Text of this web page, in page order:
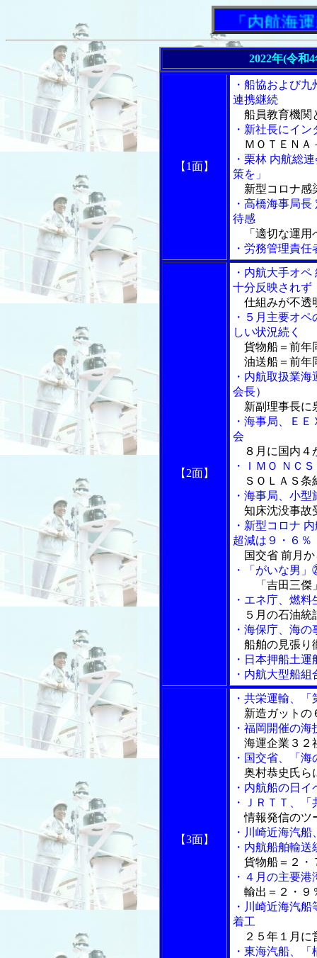
「内航海運新
2022年(令和
【1面】
・船協および
連携継続
船員教育機関
・新社長にイ
ＭＯＴＥＮＡ
・栗林 内航総
策を」
新型コロナ感
・高橋海事局
待感
「適切な運用
・労務管理責
【2面】
・内航大手オ
十分反映されず
仕組みが不透
・５月主要オ
しい状況続く
貨物船＝前年
油送船＝前年
・内航取扱業
会長）
新副理事長に
・海事局、Ｅ
会
８月に国内４
・ＩＭＯ ＮＣ
ＳＯＬＡＳ条
・海事局、小
知床沈没事故
・新型コロナ
超減は９・６％
国交省 前月か
・「がいな男
「吉田三傑
・エネ庁、燃
５月の石油統
・海保庁、海
船舶の見張り
・日本押船土
・内航大型船
【3面】
・共栄運輸、
新造ガットの
・福岡開催の
海運企業３２
・国交省、「
奥村恭史氏ら
・内航船の日
・ＪＲＴＴ、
情報発信のツ
・川崎近海汽
・内航船舶輸
貨物船＝２・
・４月の主要
輸出＝２・９
・川崎近海汽
着工
２５年１月に
・東海汽船、